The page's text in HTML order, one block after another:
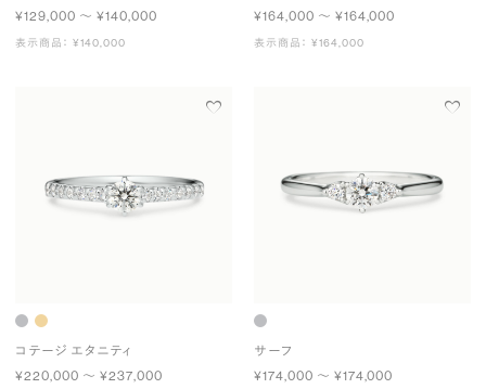
¥129,000 〜 ¥140,000
表示商品： ¥140,000
¥164,000 〜 ¥164,000
表示商品： ¥164,000
コテージ エタニティ
¥220,000 〜 ¥237,000
サーフ
¥174,000 〜 ¥174,000